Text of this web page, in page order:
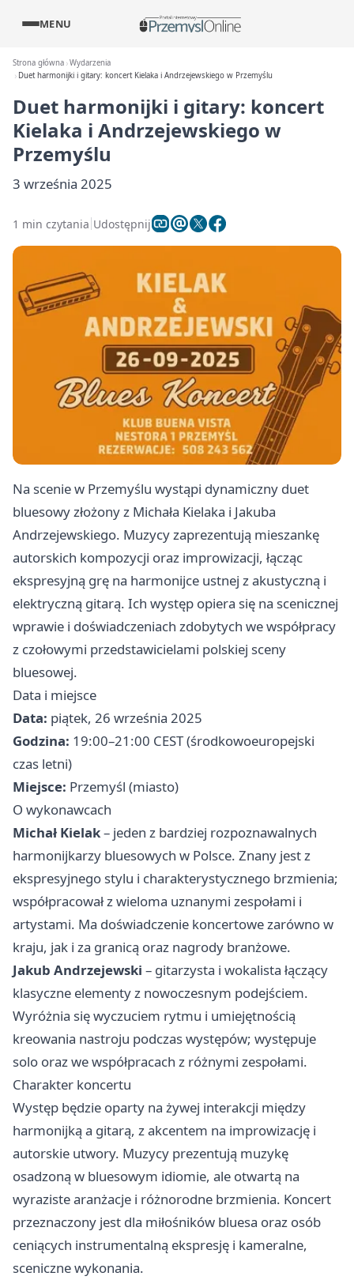
MENU
Strona główna Wydarzenia
Duet harmonijki i gitary: koncert Kielaka i Andrzejewskiego w Przemyślu
Duet harmonijki i gitary: koncert
Kielaka i Andrzejewskiego w
Przemyślu
3 września 2025
1 min czytania Udostępnij
Na scenie w Przemyślu wystąpi dynamiczny duet
bluesowy złożony z Michała Kielaka i Jakuba
Andrzejewskiego. Muzycy zaprezentują mieszankę
autorskich kompozycji oraz improwizacji, łącząc
ekspresyjną grę na harmonijce ustnej z akustyczną i
elektryczną gitarą. Ich występ opiera się na scenicznej
wprawie i doświadczeniach zdobytych we współpracy
z czołowymi przedstawicielami polskiej sceny
bluesowej.
Data i miejsce
Data: piątek, 26 września 2025
Godzina: 19:00–21:00 CEST (środkowoeuropejski
czas letni)
Miejsce: Przemyśl (miasto)
O wykonawcach
Michał Kielak– jeden z bardziej rozpoznawalnych
harmonijkarzy bluesowych w Polsce. Znany jest z
ekspresyjnego stylu i charakterystycznego brzmienia;
współpracował z wieloma uznanymi zespołami i
artystami. Ma doświadczenie koncertowe zarówno w
kraju, jak i za granicą oraz nagrody branżowe.
Jakub Andrzejewski – gitarzysta i wokalista łączący
klasyczne elementy z nowoczesnym podejściem.
Wyróżnia się wyczuciem rytmu i umiejętnością
kreowania nastroju podczas występów; występuje
solo oraz we współpracach z różnymi zespołami.
Charakter koncertu
Występ będzie oparty na żywej interakcji między
harmonijką a gitarą, z akcentem na improwizację i
autorskie utwory. Muzycy prezentują muzykę
osadzoną w bluesowym idiomie, ale otwartą na
wyraziste aranżacje i różnorodne brzmienia. Koncert
przeznaczony jest dla miłośników bluesa oraz osób
ceniących instrumentalną ekspresję i kameralne,
sceniczne wykonania.